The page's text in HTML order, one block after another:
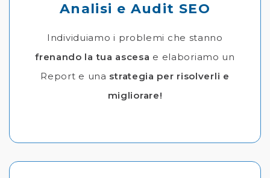
Analisi e Audit SEO
Individuiamo i problemi che stanno
frenando la tua ascesa e elaboriamo un
Report e una strategia per risolverli e
migliorare!